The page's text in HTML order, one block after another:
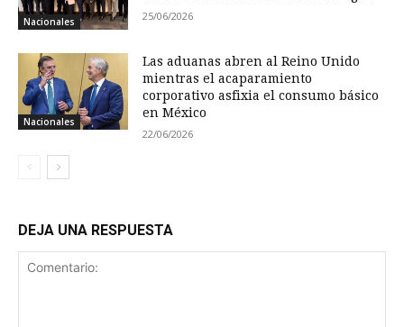
Nacionales 25/06/2026
Nacionales
Las aduanas abren al Reino Unido
mientras el acaparamiento
corporativo asfixia el consumo básico
en México
22/06/2026
DEJA UNA RESPUESTA